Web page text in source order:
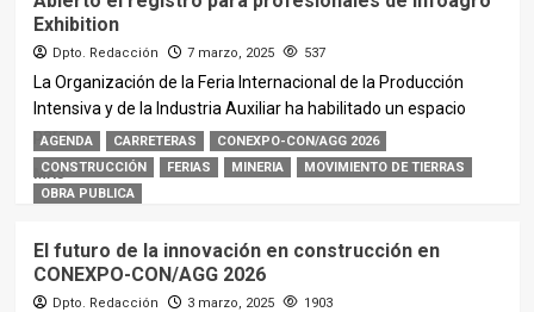
Exhibition
Dpto. Redacción 7 marzo, 2025 537
La Organización de la Feria Internacional de la Producción
Intensiva y de la Industria Auxiliar ha habilitado un espacio
para...
MÁS
AGENDA CARRETERAS
CONEXPO-CON/AGG 2026
CONSTRUCCIÓN
FERIAS MINERIA
MOVIMIENTO DE TIERRAS
OBRA PUBLICA
El futuro de la innovación en construcción en
CONEXPO-CON/AGG 2026
Dpto. Redacción 3 marzo, 2025 1903